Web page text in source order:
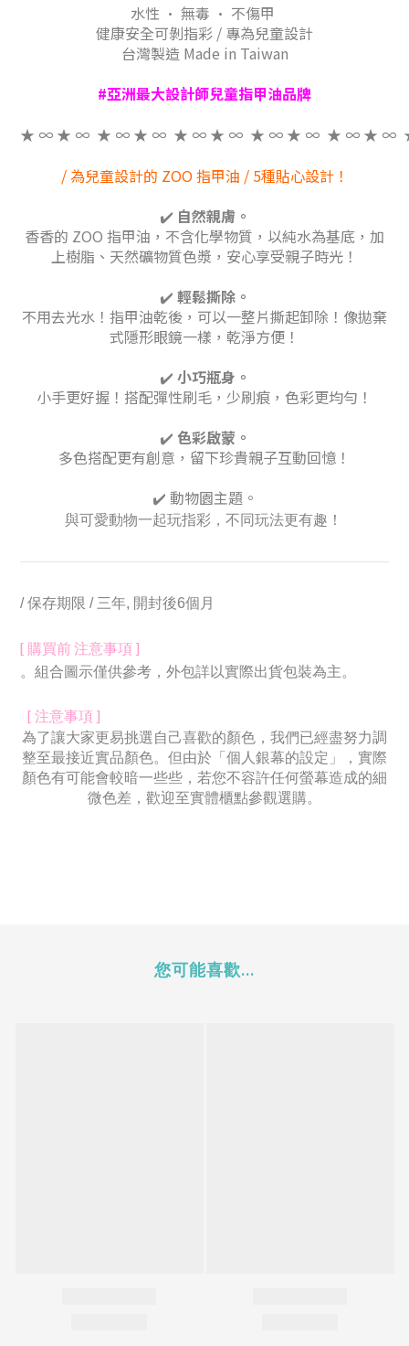
水性 • 無毒 • 不傷甲
健康安全可剝指彩 / 專為兒童設計
台灣製造 Made in Taiwan
#亞洲最大設計師兒童指甲油品牌
★ ∞ ★ ∞ ★ ∞ ★ ∞ ★ ∞ ★ ∞ ★ ∞ ★ ∞ ★ ∞ ★ ∞
/ 為兒童設計的 ZOO 指甲油 / 5種貼心設計！
✔️ 自然親膚。
香香的 ZOO 指甲油，不含化學物質，以純水為基底，加
上樹脂、天然礦物質色漿，安心享受親子時光！
✔️ 輕鬆撕除。
不用去光水！指甲油乾後，可以一整片撕起卸除！像拋棄
式隱形眼鏡一樣，乾淨方便！
✔️ 小巧瓶身。
小手更好握！搭配彈性刷毛，少刷痕，色彩更均勻！
✔️ 色彩啟蒙。
多色搭配更有創意，留下珍貴親子互動回憶！
✔️ 動物園主題。
與可愛動物一起玩指彩，不同玩法更有趣！
/ 保存期限 / 三年, 開封後6個月
[ 購買前 注意事項 ]
。組合圖示僅供參考，外包詳以實際出貨包裝為主。
[ 注意事項 ]
為了讓大家更易挑選自己喜歡的顏色，我們已經盡努力調
整至最接近實品顏色。但由於「個人銀幕的設定」，實際
顏色有可能會較暗一些些，若您不容許任何螢幕造成的細
微色差，歡迎至實體櫃點參觀選購。
您可能喜歡...